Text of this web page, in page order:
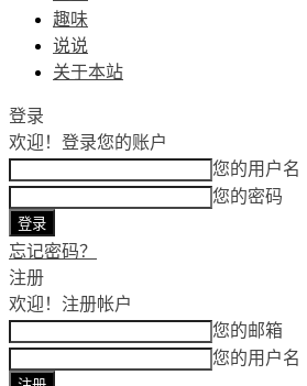
趣味
说说
关于本站
登录
欢迎！ 登录您的账户
您的用户名
您的密码
忘记密码？
注册
欢迎！ 注册帐户
您的邮箱
您的用户名